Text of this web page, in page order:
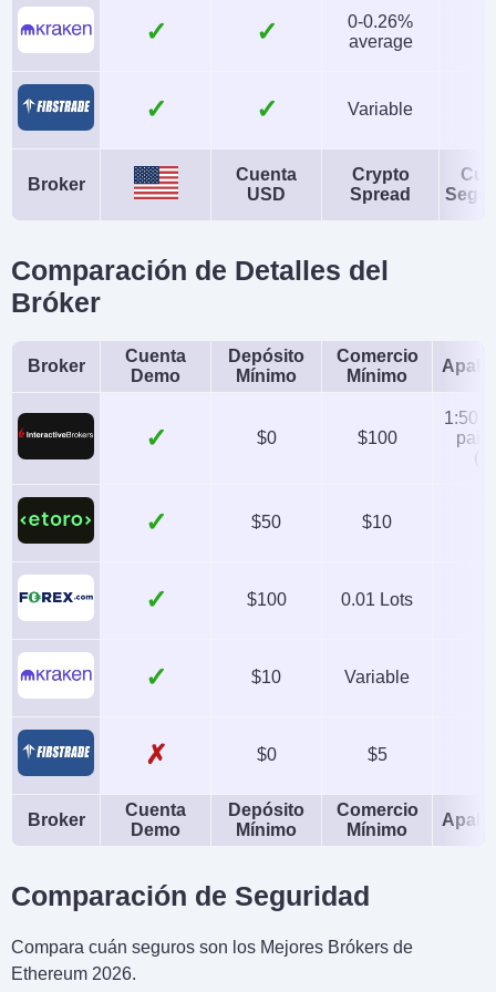
✓
0-0.26%
average
✓ Variable
Broker
Cuenta
USD
Crypto
Spread
Comparación de Detalles del
Bróker
Broker
Cuenta
Demo
Depósito
Mínimo
Comercio
Mínimo
✓ $0 $100
1:50
✓ $50 $10
✓ $100 0.01 Lots
✓ $10 Variable
✗ $0 $5
Broker
Cuenta
Demo
Depósito
Mínimo
Comercio
Mínimo
Comparación de Seguridad
Compara cuán seguros son los Mejores Brókers de
Ethereum 2026.